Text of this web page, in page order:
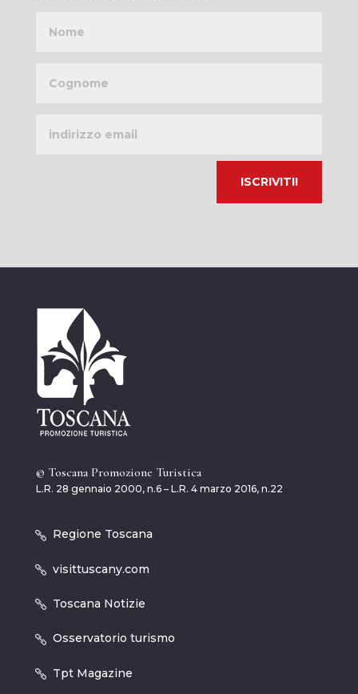
email
© Toscana Promozione Turistica
L.R. 28 gennaio 2000, n.6 – L.R. 4 marzo 2016, n.22
Regione Toscana
visittuscany.com
Toscana Notizie
Osservatorio turismo
Tpt Magazine